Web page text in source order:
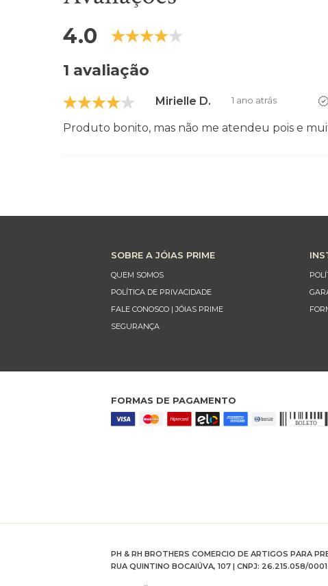
4.0
1 avaliação
Mirielle D. 1 ano atrás
Produto bonito, mas não me atendeu pois e
SOBRE A JÓIAS PRIME
QUEM SOMOS
POLÍTICA DE PRIVACIDADE
FALE CONOSCO | JÓIAS PRIME
SEGURANÇA
FORMAS DE PAGAMENTO
PH & RH BROTHERS COMERCIO DE ARTIGOS PARA
RUA QUINTINO BOCAIÚVA, 107 | CNPJ: 26.215.058/